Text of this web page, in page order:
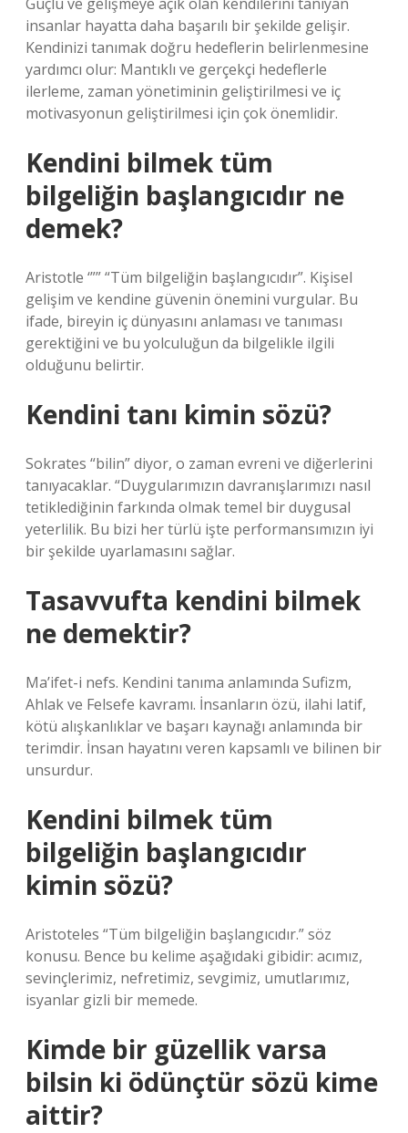
insanlar hayatta daha başarılı bir şekilde gelişir.
Kendinizi tanımak doğru hedeflerin belirlenmesine
yardımcı olur: Mantıklı ve gerçekçi hedeflerle
ilerleme, zaman yönetiminin geliştirilmesi ve iç
motivasyonun geliştirilmesi için çok önemlidir.
Kendini bilmek tüm
bilgeliğin başlangıcıdır ne
demek?
Aristotle ‘”” “Tüm bilgeliğin başlangıcıdır”. Kişisel
gelişim ve kendine güvenin önemini vurgular. Bu
ifade, bireyin iç dünyasını anlaması ve tanıması
gerektiğini ve bu yolculuğun da bilgelikle ilgili
olduğunu belirtir.
Kendini tanı kimin sözü?
Sokrates “bilin” diyor, o zaman evreni ve diğerlerini
tanıyacaklar. “Duygularımızın davranışlarımızı nasıl
tetiklediğinin farkında olmak temel bir duygusal
yeterlilik. Bu bizi her türlü işte performansımızın iyi
bir şekilde uyarlamasını sağlar.
Tasavvufta kendini bilmek
ne demektir?
Ma’ifet-i nefs. Kendini tanıma anlamında Sufizm,
Ahlak ve Felsefe kavramı. İnsanların özü, ilahi latif,
kötü alışkanlıklar ve başarı kaynağı anlamında bir
terimdir. İnsan hayatını veren kapsamlı ve bilinen bir
unsurdur.
Kendini bilmek tüm
bilgeliğin başlangıcıdır
kimin sözü?
Aristoteles “Tüm bilgeliğin başlangıcıdır.” söz
konusu. Bence bu kelime aşağıdaki gibidir: acımız,
sevinçlerimiz, nefretimiz, sevgimiz, umutlarımız,
isyanlar gizli bir memede.
Kimde bir güzellik varsa
bilsin ki ödünçtür sözü kime
aittir?